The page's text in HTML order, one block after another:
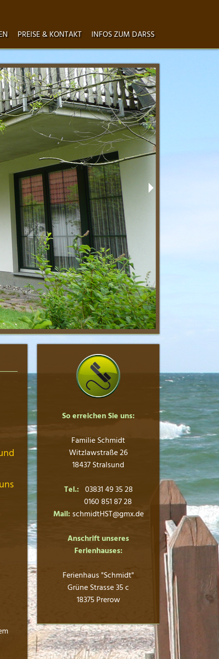
PREISE & KONTAKT INFOS ZUM DARSS
So erreichen Sie uns:
Familie Schmidt
Witzlawstraße 26
18437 Stralsund
Tel.: 03831 49 35 28
0160 851 87 28
Mail: schmidtHST@gmx.de
Anschrift unseres
Ferienhauses:
Ferienhaus "Schmidt"
Grüne Strasse 35 c
18375 Prerow